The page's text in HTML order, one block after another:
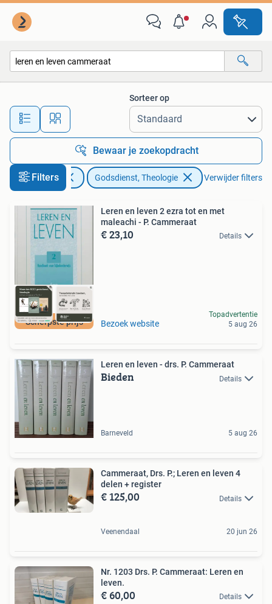
Alle afstanden…
Sorteer op
Bewaar je zoekopdracht
Filters
Boeken Godsdienst, Theologie Verwijder filters
Scherpste prijs
Leren en leven 2 ezra tot en met
maleachi - P. Cammeraat
€ 23,10 Details
Bezoek website
Topadvertentie
5 aug 26
Leren en leven - drs. P. Cammeraat
Bieden Details
Barneveld 5 aug 26
Cammeraat, Drs. P.; Leren en leven 4
delen + register
€ 125,00 Details
Veenendaal 20 jun 26
Nr. 1203 Drs. P. Cammeraat: Leren en
leven.
€ 60,00 Details